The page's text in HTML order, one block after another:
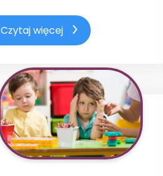
Czytaj więcej